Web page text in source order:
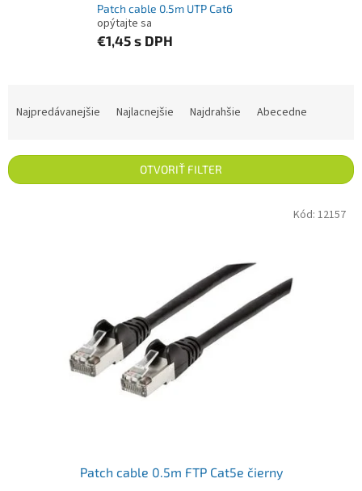
Patch cable 0.5m UTP Cat6
opýtajte sa
€1,45 s DPH
Najpredávanejšie Najlacnejšie Najdrahšie Abecedne
OTVORIŤ FILTER
Patch cable 0.5m FTP Cat5e čierny
Kód: 12157